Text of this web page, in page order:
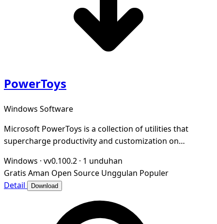
PowerToys
Windows Software
Microsoft PowerToys is a collection of utilities that
supercharge productivity and customization on
Windows · vv0.100.2 · 1 unduhan
Gratis Aman Open Source Unggulan Populer
Detail
Download